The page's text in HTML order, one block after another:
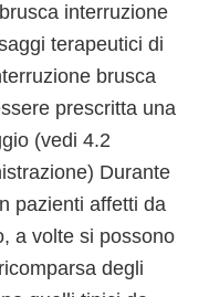
interruzione
terapeutici di
brusca
prescritta una
(vedi 4.2
Durante
pazienti affetti da
a volte si possono
degli